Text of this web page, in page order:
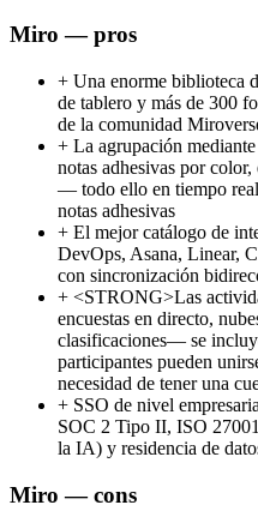
Miro — pros
+ Una enorme biblioteca
de tablero y más de 300
de la comunidad
+ La agrupación
notas adhesivas por
— todo ello en tiempo
notas adhesivas
+ El mejor catálogo de
DevOps, Asana, Linear,
con sincronización
+ <STRONG>Las
encuestas en directo,
clasificaciones— se
participantes pueden
necesidad de tener una
+ SSO de nivel
SOC 2 Tipo II, ISO
la IA) y residencia de
Miro — cons